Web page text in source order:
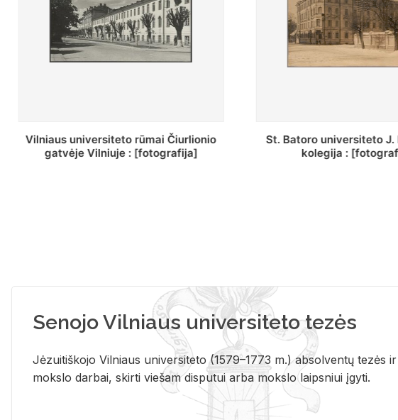
St. Batoro universiteto J. Pilsudskio
kolegija : [fotografija]
[Inventorius ir duomenys
bazilijonų vienuolyną,
Senojo Vilniaus universiteto tezės
Jėzuitiškojo Vilniaus universiteto (1579–1773 m.) absolventų tezės
mokslo darbai, skirti viešam disputui arba mokslo laipsniui įgyti.